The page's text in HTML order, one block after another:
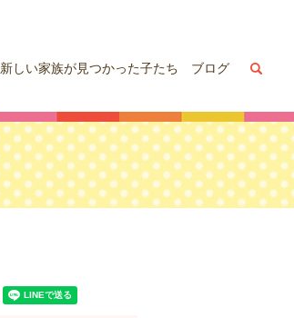
新しい家族が見つかった子たち ブログ